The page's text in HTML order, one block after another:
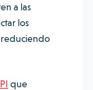
a las
los
reduciendo
que